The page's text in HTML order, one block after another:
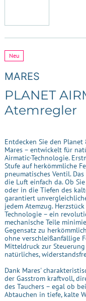
Neu
MARES
PLANET
Atemregler
Entdecken Sie den
Mares – entwickelt für
Airmatic-Technologie.
Stufe auf herkömmliche
pneumatisches Ventil.
die Luft einfach da. Ob
oder in die Tiefen des
garantiert
jedem Atemzug.
Technologie – ein
mechanische Teile
Gegensatz zu
ohne verschleißanfällige
Mitteldruck zur
natürliches,
Dank Mares'
der Gasstrom kraftvoll,
des Tauchers – egal ob
Abtauchen in tiefe, kalte